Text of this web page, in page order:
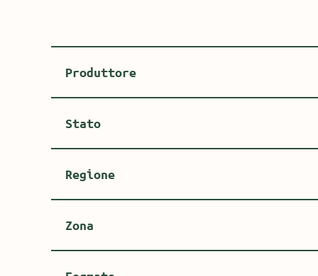
Produttore
Stato
Regione
Zona